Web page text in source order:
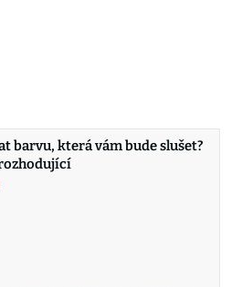
barvu, která vám bude slušet?